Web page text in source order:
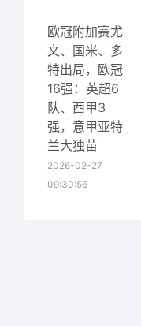
欧冠附加赛尤
文、国米、多
特出局，欧冠
16强：英超6
队、西甲3
强，意甲亚特
兰大独苗
2026-02-27
09:30:56